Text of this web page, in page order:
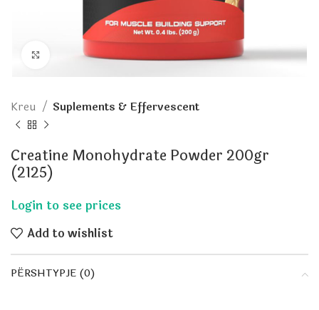
Click to enlarge
Kreu Suplements & Effervescent
Creatine Monohydrate Powder 200gr
(2125)
Add to wishlist
PËRSHTYPJE (0)